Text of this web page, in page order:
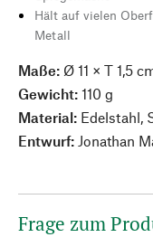
Hält auf vielen
Metall
Maße: Ø 11 × T 1,5
Gewicht: 110 g
Material: Edelstahl,
Entwurf: Jonathan
Frage zum